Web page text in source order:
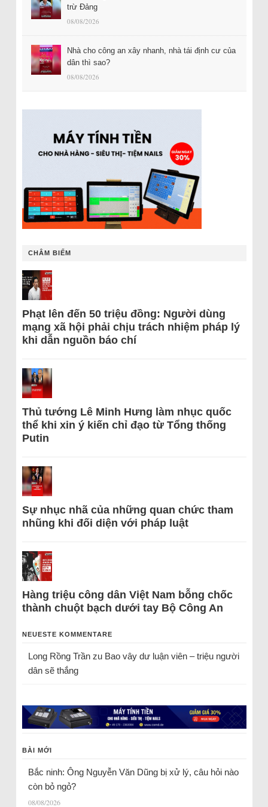
trừ Đảng
08/08/2026
Nhà cho công an xây nhanh, nhà tái định cư của
dân thì sao?
08/08/2026
CHÂM BIẾM
Phạt lên đến 50 triệu đồng: Người dùng
mạng xã hội phải chịu trách nhiệm pháp lý
khi dẫn nguồn báo chí
Thủ tướng Lê Minh Hưng làm nhục quốc
thể khi xin ý kiến chỉ đạo từ Tổng thống
Putin
Sự nhục nhã của những quan chức tham
nhũng khi đối diện với pháp luật
Hàng triệu công dân Việt Nam bỗng chốc
thành chuột bạch dưới tay Bộ Công An
NEUESTE KOMMENTARE
Long Rồng Trầnzu Bao vây dư luận viên – triệu người
dân sẽ thắng
BÀI MỚI
Bắc ninh: Ông Nguyễn Văn Dũng bị xử lý, câu hỏi nào
còn bỏ ngỏ?
08/08/2026